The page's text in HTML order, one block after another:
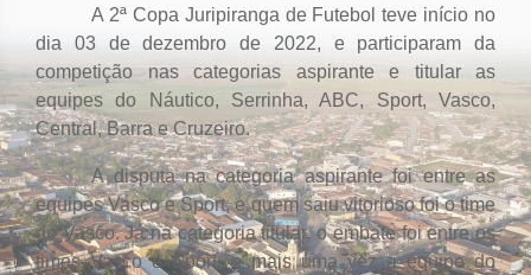
A 2ª Copa Juripiranga de Futebol teve início no
dia 03 de dezembro de 2022, e participaram da
competição nas categorias aspirante e titular as
equipes do Náutico, Serrinha, ABC, Sport, Vasco,
Central, Barra e Cruzeiro.
A disputa na categoria aspirante foi entre as
equipes Vasco e Sport, e quem saiu vitorioso foi o time
do Vasco. Já na categoria titular, o embate foi entre os
times Vasco e Sport, e mais uma vez a equipe do